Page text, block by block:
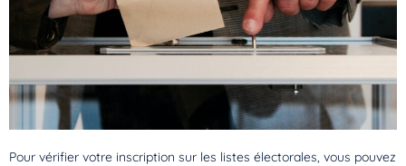
Pour vérifier votre inscription sur les listes électorales, vous pouvez